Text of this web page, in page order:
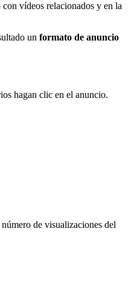
vídeos relacionados y en la
un formato de anuncio
hagan clic en el anuncio.
de visualizaciones del